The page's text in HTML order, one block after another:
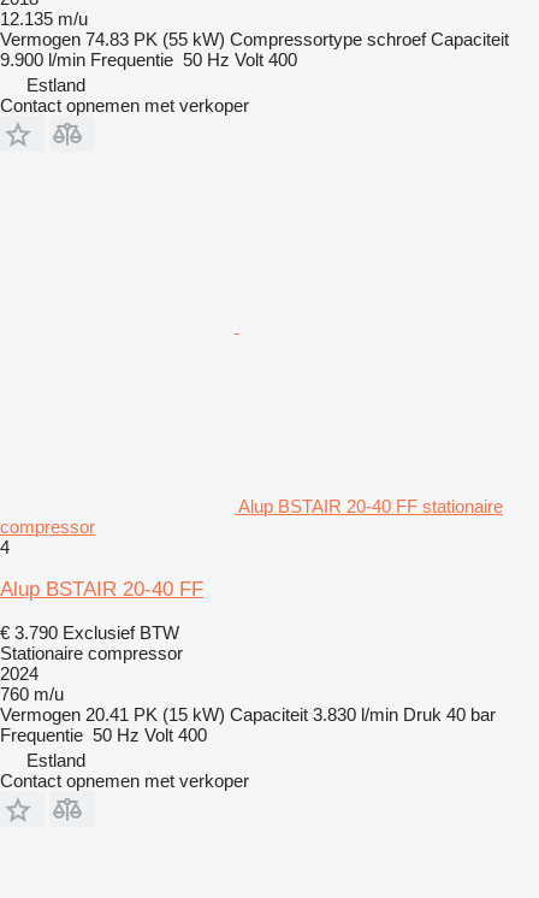
12.135 m/u
Vermogen 74.83 PK (55 kW) Compressortype schroef Capaciteit
9.900 l/min Frequentie 50 Hz Volt 400
Estland
Contact opnemen met verkoper
Alup BSTAIR 20-40 FF stationaire
compressor
4
Alup BSTAIR 20-40 FF
€ 3.790 Exclusief BTW
Stationaire compressor
2024
760 m/u
Vermogen 20.41 PK (15 kW) Capaciteit 3.830 l/min Druk 40 bar
Frequentie 50 Hz Volt 400
Estland
Contact opnemen met verkoper